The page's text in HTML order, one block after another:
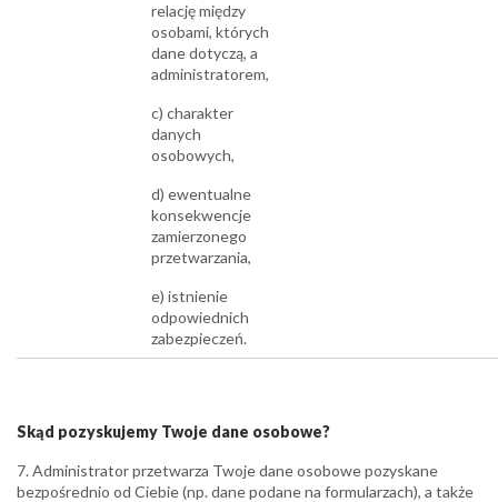
relację między
osobami, których
dane dotyczą, a
administratorem,
c) charakter
danych
osobowych,
d) ewentualne
konsekwencje
zamierzonego
przetwarzania,
e) istnienie
odpowiednich
zabezpieczeń.
Skąd pozyskujemy Twoje dane osobowe?
7. Administrator przetwarza Twoje dane osobowe pozyskane
bezpośrednio od Ciebie (np. dane podane na formularzach), a także